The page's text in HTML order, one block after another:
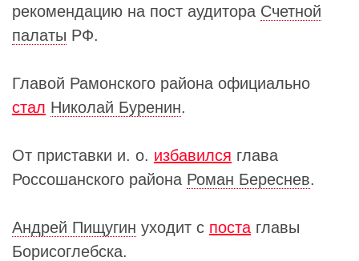
рекомендацию на пост аудитора Счетной
палаты РФ.
Главой Рамонского района официально
стал Николай Буренин.
От приставки и. о. избавился глава
Россошанского района Роман Береснев.
Андрей Пищугин уходит с поста главы
Борисоглебска.